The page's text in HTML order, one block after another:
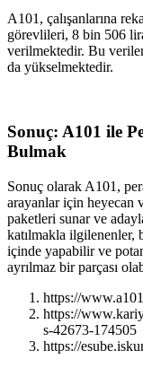
A101, çalışanlarına
görevlileri, 8 bin 506
verilmektedir. Bu
da yükselmektedir.
Sonuç: A101 ile
Bulmak
Sonuç olarak A101,
arayanlar için heyecan
paketleri sunar ve
katılmakla ilgilenenler,
içinde yapabilir ve
ayrılmaz bir parçası
https://
https://
s-42673-174505
https://